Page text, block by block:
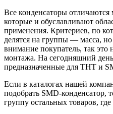
Все конденсаторы
которые и обуславливают
применения. Критериев, по
делятся на группы — масса,
внимание покупатель, так
монтажа. На сегодняшний
предназначенные для ТНТ и
Если в каталогах нашей
подобрать SMD-конденсатор,
группу остальных товаров,